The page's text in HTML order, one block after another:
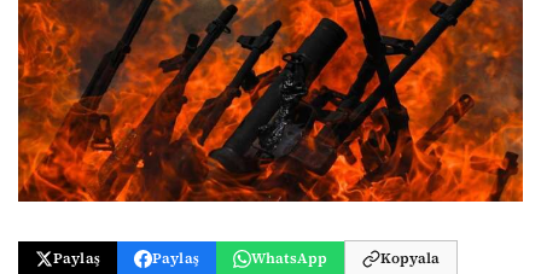
Paylaş Paylaş WhatsApp Kopyala